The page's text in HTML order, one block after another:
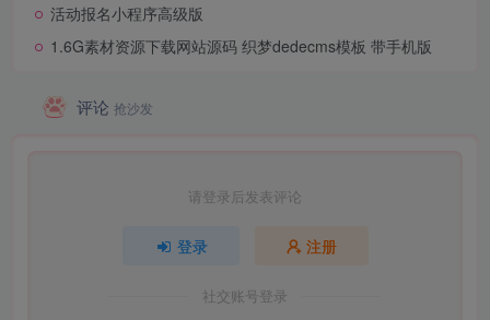
活动报名小程序高级版
1.6G素材资源下载网站源码 织梦dedecms模板 带手机版
评论 抢沙发
请登录后发表评论
登录 注册
社交账号登录